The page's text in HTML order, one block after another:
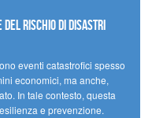
rischio di disastri
eventi catastrofici spesso
economici, ma anche,
In tale contesto, questa
e prevenzione.